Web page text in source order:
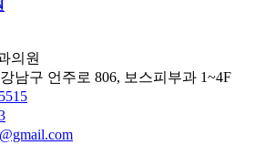
의원
남구 언주로 806, 보스피부과 1~4F